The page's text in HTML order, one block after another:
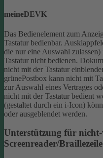
meineDEVK
Das Bedienelement zum
Tastatur bedienbar.
die nur eine Auswahl
Tastatur nicht bedienen.
nicht mit der Tastatur
grünePostbox kann nicht mit
zur Auswahl eines Vertrages
nicht mit der Tastatur bedient
(gestaltet durch ein i-Icon)
oder ausgeblendet werden.
Unterstützung für nicht-
Screenreader/Braillezeile